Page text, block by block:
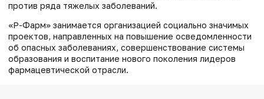
против ряда тяжелых заболеваний.
«Р-Фарм» занимается организацией социально значимых
проектов, направленных на повышение осведомленности
об опасных заболеваниях, совершенствование системы
образования и воспитание нового поколения лидеров
фармацевтической отрасли.